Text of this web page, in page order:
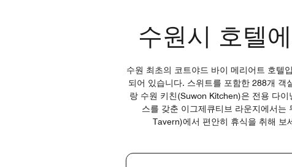
수원시 호텔
수원 최초의 코트야드 바이 메리어트 호텔
되어 있습니다. 스위트를 포함한 288개 객
랑 수원 키친(Suwon Kitchen)은 전용 다
스를 갖춘 이그제큐티브 라운지에서
Tavern)에서 편안히 휴식을 취해 보